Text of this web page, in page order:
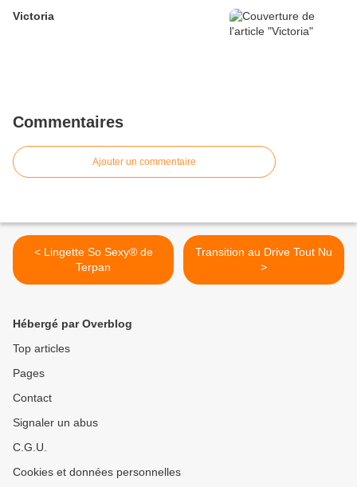
Victoria
Commentaires
Ajouter un commentaire
< Lingette So Sexy® de
Terpan
Transition au Drive Tout Nu
>
Hébergé par Overblog
Top articles
Pages
Contact
Signaler un abus
C.G.U.
Cookies et données personnelles